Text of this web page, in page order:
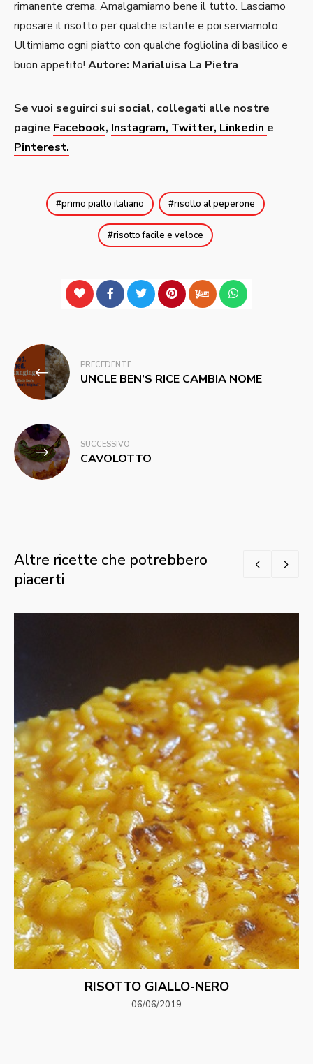
rimanente crema. Amalgamiamo bene il tutto. Lasciamo
riposare il risotto per qualche istante e poi serviamolo.
Ultimiamo ogni piatto con qualche fogliolina di basilico e
buon appetito! Autore: Marialuisa La Pietra
Se vuoi seguirci sui social, collegati alle nostre
pagine Facebook, Instagram, Twitter, Linkedin e
Pinterest.
primo piatto italiano risotto al peperone
risotto facile e veloce
Navigazione
articoli
PRECEDENTE
UNCLE BEN’S RICE CAMBIA NOME
SUCCESSIVO
CAVOLOTTO
Altre ricette che potrebbero
piacerti
RISOTTO GIALLO-NERO
06/06/2019